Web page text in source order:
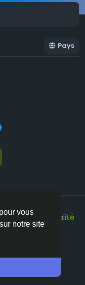
vous
notre site
Pays
Confidentialité